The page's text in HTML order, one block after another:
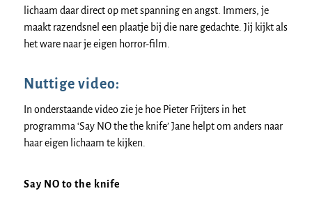
lichaam daar direct op met spanning en angst. Immers, je
maakt razendsnel een plaatje bij die nare gedachte. Jij kijkt als
het ware naar je eigen horror-film.
Nuttige video:
In onderstaande video zie je hoe Pieter Frijters in het
programma ‘Say NO the the knife’ Jane helpt om anders naar
haar eigen lichaam te kijken.
Say NO to the knife